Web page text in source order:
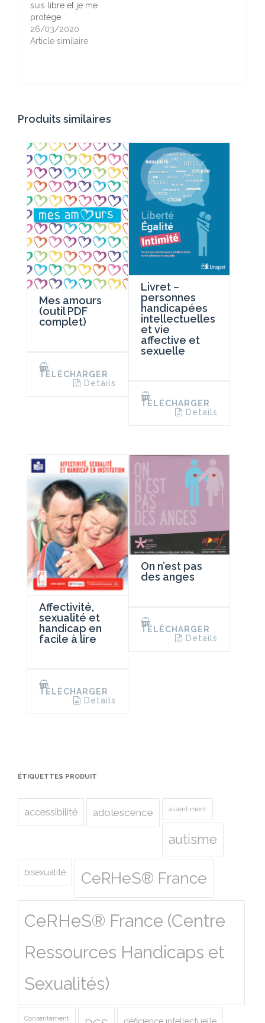
suis libre et je me
protège
26/03/2020
Article similaire
Produits similaires
Mes amours
(outil PDF
complet)
TÉLÉCHARGER
Details
Livret –
personnes
handicapées
intellectuelles
et vie
affective et
sexuelle
TÉLÉCHARGER
Details
Affectivité,
sexualité et
handicap en
facile à lire
TÉLÉCHARGER
Details
On n’est pas
des anges
TÉLÉCHARGER
Details
ÉTIQUETTES PRODUIT
accessibilité adolescence assentiment
autisme
bisexualité CeRHeS® France
CeRHeS® France (Centre
Ressources Handicaps et
Sexualités)
Consentement